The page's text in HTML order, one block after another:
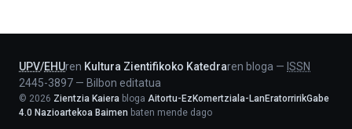
UPV/EHUren Kultura Zientifikoko Katedraren bloga — ISSN
2445-3897 — Bilbon editatua
© 2026 Zientzia Kaiera bloga Aitortu-EzKomertziala-LanEratorririkGabe
4.0 Nazioartekoa Baimen baten mende dago